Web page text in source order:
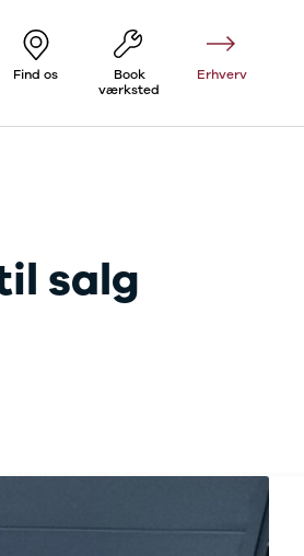
Find os
Book
værksted
Erhverv
salg